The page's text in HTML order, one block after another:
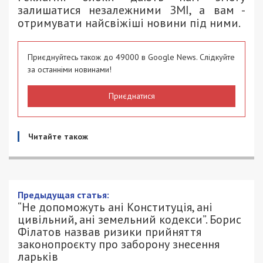
залишатися незалежними ЗМІ, а вам -
отримувати найсвіжіші новини під ними.
Приєднуйтесь також до 49000 в Google News. Слідкуйте
за останніми новинами!
Приєднатися
Читайте також
Предыдущая статья:
“Не допоможуть ані Конституція, ані
цивільний, ані земельний кодекси”. Борис
Філатов назвав ризики прийняття
законопроєкту про заборону знесення
ларьків